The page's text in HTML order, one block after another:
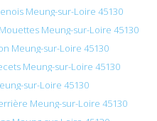
Meung-sur-Loire 45130
Meung-sur-Loire 45130
Meung-sur-Loire 45130
Meung-sur-Loire 45130
sur-Loire 45130
Meung-sur-Loire 45130